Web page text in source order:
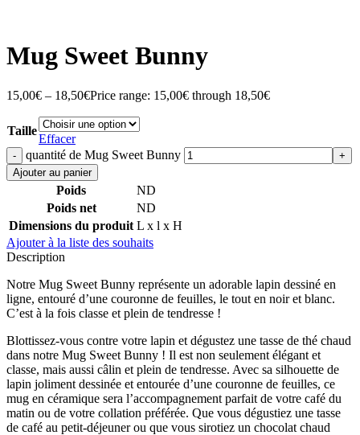
Mug Sweet Bunny
15,00€ – 18,50€Price range: 15,00€ through 18,50€
Taille
Effacer
quantité de Mug Sweet Bunny
Ajouter au panier
Poids
ND
Poids net
ND
Dimensions du produit L x l x H
Ajouter à la liste des souhaits
Description
Notre Mug Sweet Bunny représente un adorable lapin dessiné en
ligne, entouré d’une couronne de feuilles, le tout en noir et blanc.
C’est à la fois classe et plein de tendresse !
Blottissez-vous contre votre lapin et dégustez une tasse de thé chaud
dans notre Mug Sweet Bunny ! Il est non seulement élégant et
classe, mais aussi câlin et plein de tendresse. Avec sa silhouette de
lapin joliment dessinée et entourée d’une couronne de feuilles, ce
mug en céramique sera l’accompagnement parfait de votre café du
matin ou de votre collation préférée. Que vous dégustiez une tasse
de café au petit-déjeuner ou que vous sirotiez un chocolat chaud